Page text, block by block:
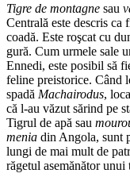
Tigre de montagne sau
Centrală este descris ca
coadă. Este roşcat cu
gură. Cum urmele sale
Ennedi, este posibil să
feline preistorice. Când
spadă Machairodus,
că l-au văzut sărind pe
Tigrul de apă sau
menia din Angola, sunt
lungi de mai mult de
răgetul asemănător unui